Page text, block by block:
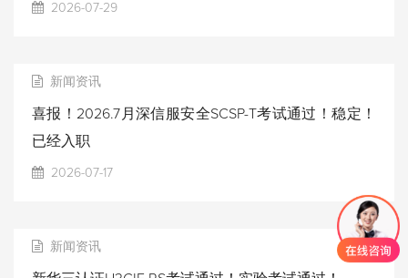
2026-07-29
新闻资讯
喜报！2026.7月深信服安全SCSP-T考试通过！稳定！
已经入职
2026-07-17
新闻资讯